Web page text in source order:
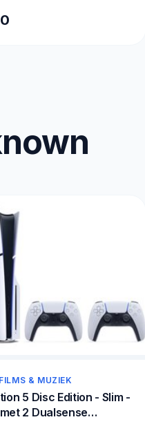
& MUZIEK
5 Disc Edition - Slim -
2 Dualsense